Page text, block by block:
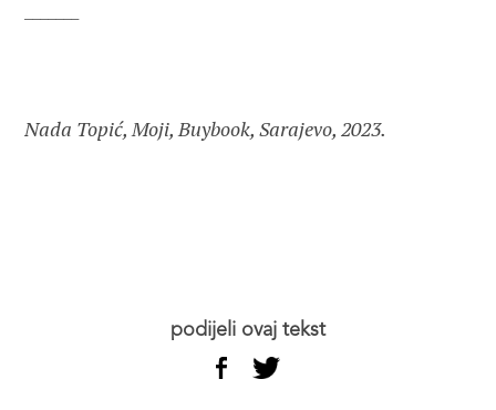
Nada Topić, Moji, Buybook, Sarajevo, 2023.
podijeli ovaj tekst